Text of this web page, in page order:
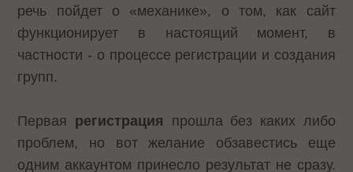
речь пойдет о «механике», о том, как сайт
функционирует в настоящий момент, в
частности - о процессе регистрации и создания
групп.
Первая регистрация
прошла без каких либо
проблем, но вот желание обзавестись еще
одним аккаунтом принесло результат не сразу.